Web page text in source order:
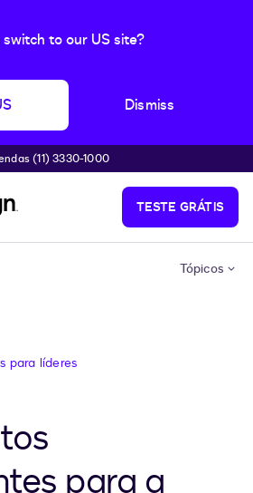
to our US site?
Dismiss
(11) 3330-1000
TESTE GRÁTIS
Tópicos
para líderes
para a